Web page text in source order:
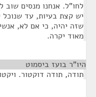
לחו"ל. אנחנו מנסים שוב
יש קצת בעיות, עד שנוכל
שזה יהיה, כי אם לא,
מאוד יקרה.
היו"ר בועז ביסמוט
תודה, תודה דוקטור.